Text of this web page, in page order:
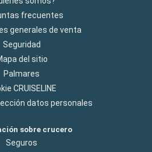
frecuentes
generales de venta
Seguridad
del sitio
Palmares
CRUISELINE
datos personales
sobre crucero
Seguros